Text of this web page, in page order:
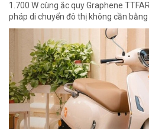
1.700 W cùng ắc quy Graphene
pháp di chuyển đô thị không cần bằng